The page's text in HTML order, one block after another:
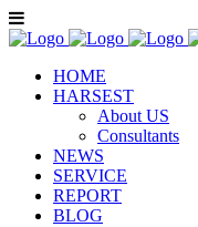
HOME
HARSEST
About US
Consultants
NEWS
SERVICE
REPORT
BLOG